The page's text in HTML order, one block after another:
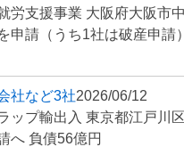
労支援事業 大阪府大阪市
申請（うち1社は破産申請
社など3社2026/06/12
ップ輸出入 東京都江戸川
へ 負債56億円